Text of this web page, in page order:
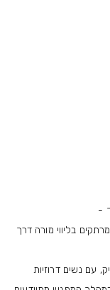
בליווי מורה דרך
עם נשים דרוזיות